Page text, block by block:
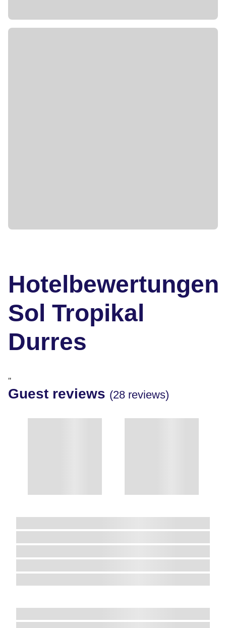
Hotelbewertungen
Sol Tropikal
Durres
"
Guest reviews (28 reviews)